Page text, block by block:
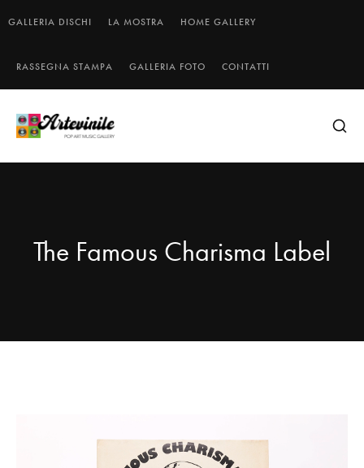
GALLERIA DISCHI LA MOSTRA HOME GALLERY
RASSEGNA STAMPA GALLERIA FOTO CONTATTI
The Famous Charisma Label